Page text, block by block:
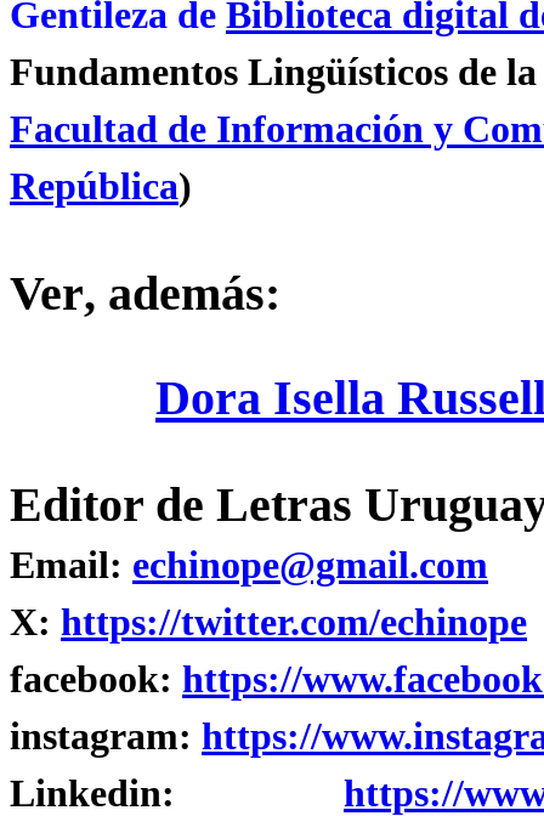
Gentileza de Biblioteca digital
Fundamentos Lingüísticos de
Facultad de Información y
República)
Ver, además:
Dora Isella
Editor de Letras
Email: echinope@gmail.com
X: https://twitter.com/echinope
facebook: https://
instagram: https://
Linkedin: https://